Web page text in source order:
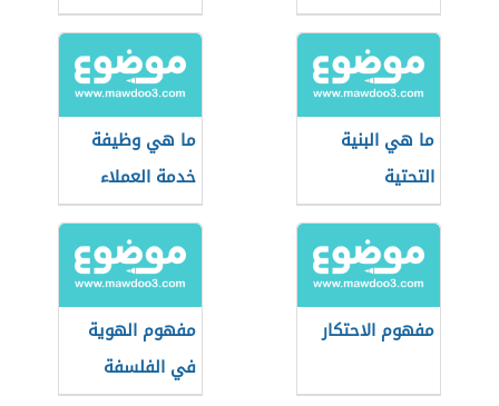
ما هي البنية
التحتية
ما هي وظيفة
خدمة العملاء
مفهوم الاحتكار
مفهوم الهوية
في الفلسفة